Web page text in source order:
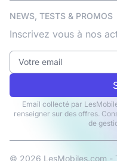
NEWS, TESTS & PROMOS
Inscrivez vous à nos
Email collecté par
renseigner sur des offres.
de
© 2026 LesMobiles.com -